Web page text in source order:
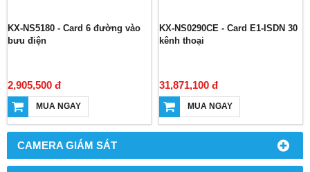
CAMERA GIÁM SÁT
KX-NS5180 - Card 6 đường vào
bưu điện
2,905,500 đ
MUA NGAY
KX-NS0290CE - Card E1-ISDN 30
kênh thoại
31,871,100 đ
MUA NGAY